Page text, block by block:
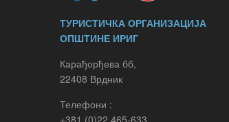
ТУРИСТИЧКА ОРГАНИЗАЦИЈА
ОПШТИНЕ ИРИГ
Карађорђева бб,
22408 Врдник
Телефони :
+381 (0)22 465-633